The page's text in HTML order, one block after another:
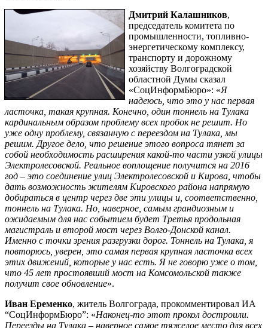
Дмитрий Калашников,
председатель комитета по
промышленности, топливно-
энергетическому комплексу,
транспорту и дорожному
хозяйству Волгоградской
областной Думы сказал
«СоцИнформБюро»: «Я
надеюсь, что это у нас первая
ласточка, такая крупная. Конечно, один тоннель на Тулака
кардинальным образом проблему всех пробок не решит. Но
уже одну проблему, связанную с переездом на Тулака, мы
решим. Другое дело, что решение этого вопроса тянет за
собой необходимость расширения какой-то части узкой улицы
Электролесовской. Реальное воплощение получится на 2016
год – это соединение улиц Электролесовской и Кирова, чтобы
дать возможность жителям Кировского района напрямую
добираться в центр через две эти улицы и, соответственно,
тоннель на Тулака. Но, наверное, самым грандиозным и
ожидаемым для нас событием будет Третья продольная
магистраль и второй мост через Волго-Донской канал.
Именно с точки зрения разгрузки дорог. Тоннель на Тулака, я
повторюсь, уверен, это самая первая крупная ласточка всех
этих движений, которые у нас есть. Я не говорю уже о том,
что 45 лет простоявший мост на Комсомольской также
получит свое обновление».
Иван Еременко, житель Волгограда, прокомментировал ИА
“СоцИнформБюро”: «Наконец-то этот прокол достроили.
Переезды на Тулака – наверное самое тяжелое место для всех